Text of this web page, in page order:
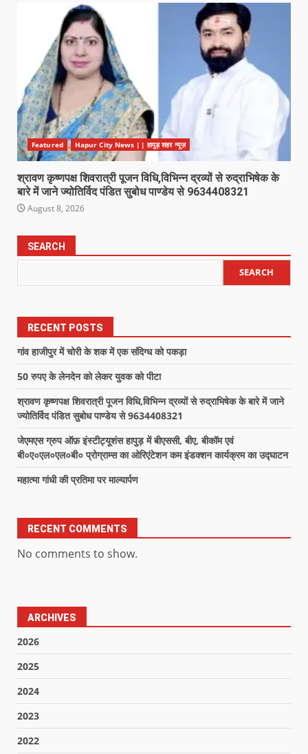
Featured Hapur City News || हापुड़ शहर न्यूज़
श्रावण कृष्णपक्ष शिवरात्री पूजन विधि,विभिन्न द्रव्यों से रुद्राभिषेक के
बारे में जाने ज्योतिर्विद पंडित सुबोध पाण्डेय से 9634408321
August 8, 2026
SEARCH
SEARCH
RECENT POSTS
गांव हाजीपुर में चोरी के शक में एक संदिग्ध को पकड़ा
50 रुपए के लेनदेन को लेकर युवक को पीटा
श्रावण कृष्णपक्ष शिवरात्री पूजन विधि,विभिन्न द्रव्यों से रुद्राभिषेक के बारे में जाने
ज्योतिर्विद पंडित सुबोध पाण्डेय से 9634408321
जेएमएस ग्रुप ऑफ़ इंस्टीट्यूशंस हापुड़ में बीएससी, बीए, बीकॉम एवं
बी०ए०एल०एल०बी० प्रोग्राम्स का ओरिएंटेशन कम इंडक्शन कार्यक्रम का उद्घाटन
महात्मा गांधी की प्रतिमा पर माल्यार्पण
RECENT COMMENTS
No comments to show.
ARCHIVES
2026
2025
2024
2023
2022